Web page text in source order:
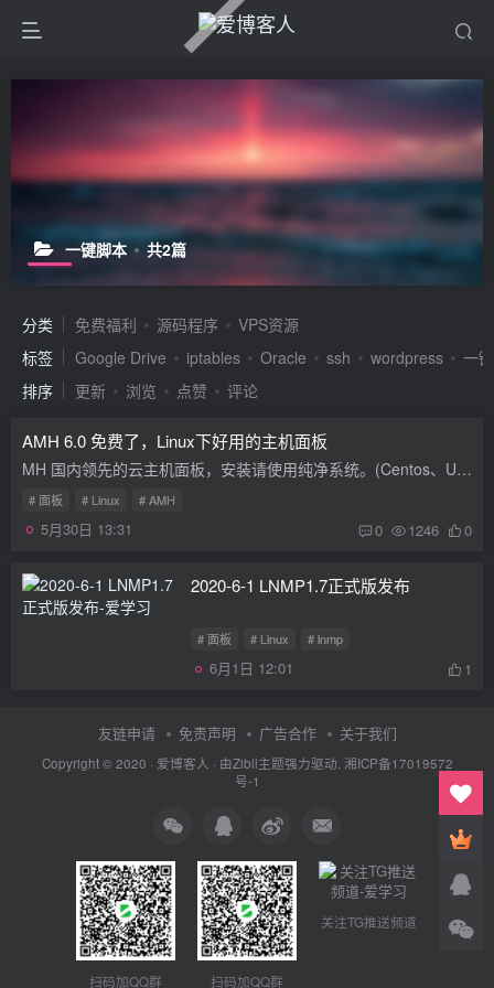
一键脚本 共2篇
分类 免费福利 源码程序
VPS资源
标签
Google Drive iptables Oracle ssh wordpress
一
排序
更新 浏览 点赞 评论
AMH 6.0 免费了，Linux下好用的主机面板
MH 国内领先的云主机面板，安装请使用纯净系统。(Centos、Ubuntu、Debian) 使用 root 账号登录 Linux 服务器，执行以下命令安装AMH： wget http://amh.sh/amh.sh && bash amh.sh 官网：...
# 面板 # Linux # AMH
5月30日 13:31 0 1246 0
2020-6-1 LNMP1.7正式版发布
# 面板 # Linux # lnmp
6月1日 12:01 1
友链申请 免责声明 广告合作 关于我们
Copyright © 2020 · 爱博客人 · 由Zibll主题强力驱动. 湘ICP备17019572
号-1
扫码加QQ群 扫码加QQ群
关注TG推送频道